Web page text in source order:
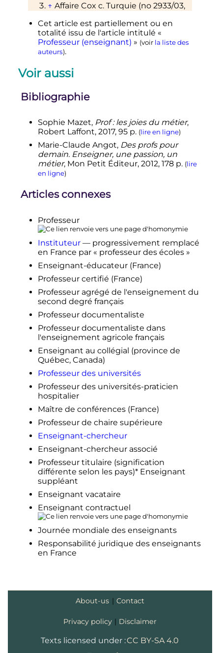
↑ Affaire Cox c. Turquie (no 2933/03,
universitaire américaine ayant
enseigné en Turquie en ayant
présenté des opinions sur les
questions kurde et arménienne ce
pénétrer sur le territoire turc
motif qu’elle compromettait la
sûreté nationale
estimé que ce jugement violait
↑Affaire Lombardi Vallauri c. Italie
(no 39128/05, 20 octobre 2009), où
une Université catholique (du
Sacré-Cœur de Milan) excluait
d'office un enseignant au motif qu'il
aurait pris certaines positions
s’opposant
entendre en débat contradictoire
↑Enseignement préscolaire et
primaire, éducation au préscolaire
et enseignement au primaire
(Université Laval)
Baccalauréat en enseignement
secondaire(Université du Québec à
Montréal)
↑« Autorisations d'enseigner »
↑Naïl Ver, Adeline Paul et Farid
Malki,Professeur des écoles
responsabilités, carrière, Retz
Éditions, 2014
↑Samuel Laurent,Temps de travail
des enseignants : pour en finir avec
les fantasmes,
novembre 2012.
↑« Education nationale : neuf
enseignants sur dix aiment leur
profession, mais un tiers ne
trouvent plus de sens à leurs
missions », surFranceinfo,31 mai
2023 (consulté le31 mai 2023
↑(pt) « Faltam 44 milhões de
professores no mundo, alerta
Unesco – DW – 03/10/2023 », sur
dw.com (consulté le4 octobre 2023)
Cet article est partiellement ou en
totalité issu de l'article intitulé «
Professeur (enseignant) » (voir la liste des
auteurs).
Voir aussi
Bibliographie
Sophie Mazet, Prof : les joies du métier,
Robert Laffont, 2017, 95 p. (lire en ligne)
Marie-Claude Angot, Des profs pour
demain. Enseigner, une passion, un
métier, Mon Petit Éditeur, 2012, 178 p. (lire
en ligne)
Articles connexes
Professeur
Instituteur— progressivement remplacé
en France par « professeur des écoles »
Enseignant-éducateur (France)
Professeur certifié (France)
Professeur agrégé de l'enseignement du
second degré français
Professeur documentaliste
Professeur documentaliste dans
l'enseignement agricole français
Enseignant au collégial (province de
Québec, Canada)
Professeur des universités
Professeur des universités-praticien
hospitalier
Maître de conférences (France)
Professeur de chaire supérieure
Enseignant-chercheur
Enseignant-chercheur associé
Professeur titulaire (signification
différente selon les pays)* Enseignant
suppléant
Enseignant vacataire
Enseignant contractuel
Journée mondiale des enseignants
Responsabilité juridique des enseignants
en France
About-us | Contact
Privacy policy | Disclaimer
Texts licensed under :CC BY-SA 4.0